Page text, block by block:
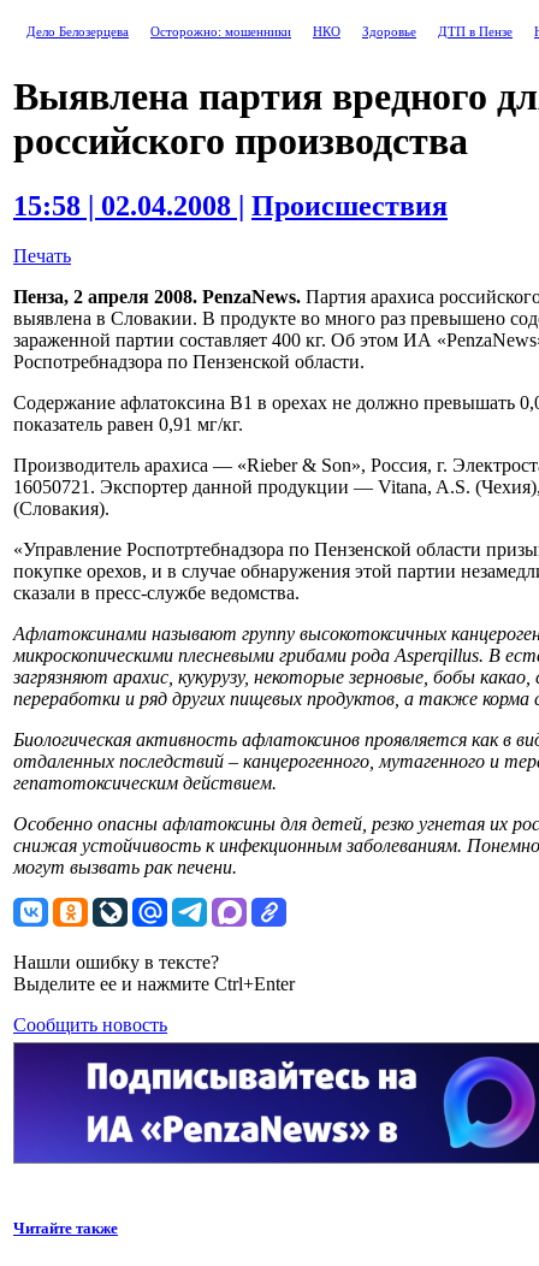
Дело Белозерцева Осторожно: мошенники НКО Здоровье ДТП в Пензе
Выявлена партия вредного
российского производства
15:58 | 02.04.2008 | Происшествия
Печать
Пенза, 2 апреля 2008. PenzaNews. Партия арахиса
выявлена в Словакии. В продукте во много раз превышено
зараженной партии составляет 400 кг. Об этом ИА
Роспотребнадзора по Пензенской области.
Содержание афлатоксина В1 в орехах не должно превышать
показатель равен 0,91 мг/кг.
Производитель арахиса — «Rieber & Son», Россия, г.
16050721. Экспортер данной продукции — Vitana, A.S.
(Словакия).
«Управление Роспотртебнадзора по Пензенской области
покупке орехов, и в случае обнаружения этой партии
сказали в пресс-службе ведомства.
Афлатоксинами называют группу высокотоксичных
микроскопическими плесневыми грибами рода Asperqillus. В
загрязняют арахис, кукурузу, некоторые зерновые, бобы
переработки и ряд других пищевых продуктов, а также корма
Биологическая активность афлатоксинов проявляется как в
отдаленных последствий – канцерогенного, мутагенного и
гепатотоксическим действием.
Особенно опасны афлатоксины для детей, резко угнетая их
снижая устойчивость к инфекционным заболеваниям.
могут вызвать рак печени.
Нашли ошибку в тексте?
Выделите ее и нажмите Ctrl+Enter
Сообщить новость
Читайте также